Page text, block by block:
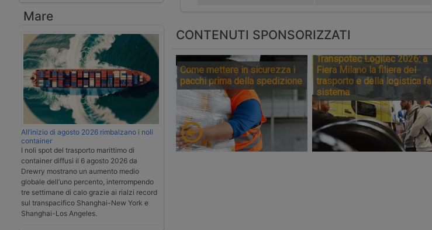
Mare
All’inizio di agosto 2026 rimbalzano i noli
container
I noli spot del trasporto marittimo di
container diffusi il 6 agosto 2026 da
Drewry mostrano un aumento medio
globale dell’uno percento, interrompendo
tre settimane di calo grazie ai rialzi record
sul transpacifico Shanghai-New York e
Shanghai-Los Angeles.
CONTENUTI SPONSORIZZATI
Come mettere in sicurezza i
pacchi prima della spedizione
Transpotec Logitec 2026: a
Fiera Milano la filiera del
trasporto e della logistica fa
sistema